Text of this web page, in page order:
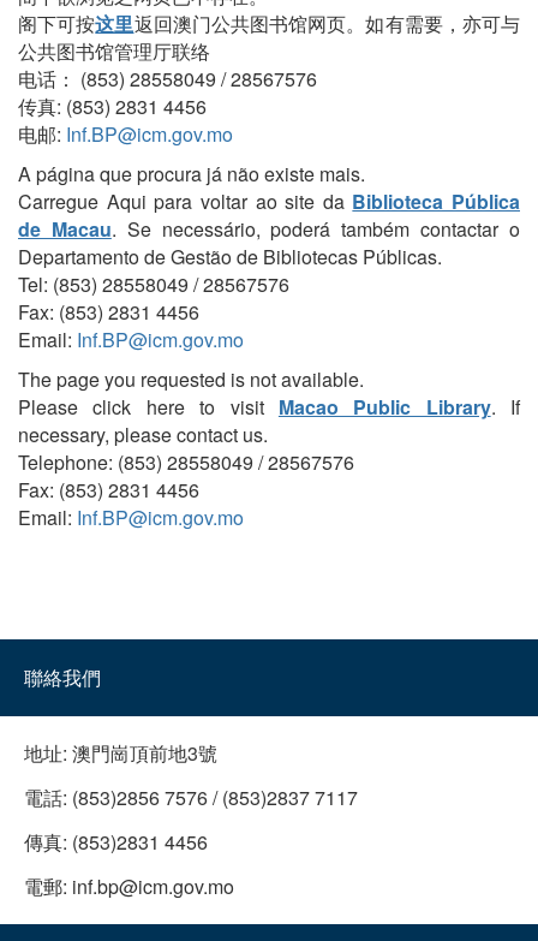
阁下可按这里返回澳门公共图书馆网页。如有需要，亦可与
公共图书馆管理厅联络
电话： (853) 28558049 / 28567576
传真: (853) 2831 4456
电邮: Inf.BP@icm.gov.mo
A página que procura já não existe mais.
Carregue Aqui para voltar ao site da Biblioteca Pública
de Macau. Se necessário, poderá também contactar o
Departamento de Gestão de Bibliotecas Públicas.
Tel: (853) 28558049 / 28567576
Fax: (853) 2831 4456
Email: Inf.BP@icm.gov.mo
The page you requested is not available.
Please click here to visit Macao Public Library. If
necessary, please contact us.
Telephone: (853) 28558049 / 28567576
Fax: (853) 2831 4456
Email: Inf.BP@icm.gov.mo
聯絡我們
地址: 澳門崗頂前地3號
電話: (853)2856 7576 / (853)2837 7117
傳真: (853)2831 4456
電郵: inf.bp@icm.gov.mo